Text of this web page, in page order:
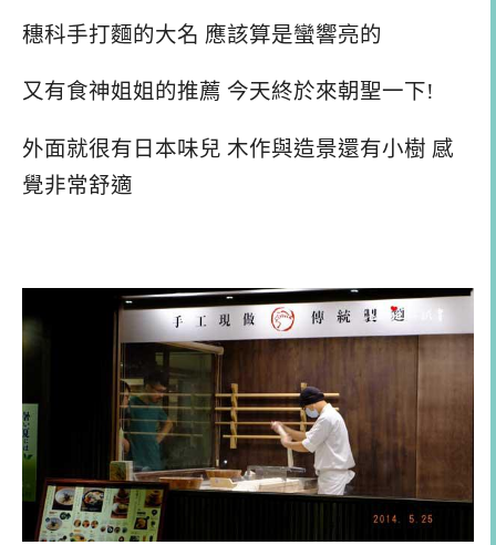
穗科手打麵的大名 應該算是蠻響亮的
又有食神姐姐的推薦 今天終於來朝聖一下!
外面就很有日本味兒 木作與造景還有小樹 感
覺非常舒適